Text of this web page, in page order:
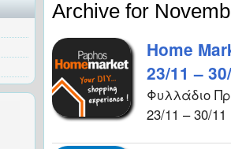
Archive for
Home
23/11 –
Φυλλάδιο
23/11 – 30/11